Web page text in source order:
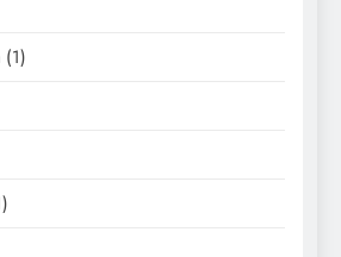
(1)